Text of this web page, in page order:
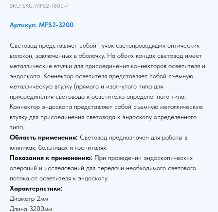
SKU: SKU: MFS2-1600-1
Артикул: MFS2-3200
Световод представляет собой пучок светопроводящих оптических
волокон, заключенных в оболочку. На обоих концах световод имеет
металлические втулки для присоединения коннекторов осветителя и
эндоскопа. Коннектор осветителя представляет собой съемную
металлическую втулку (прямого и изогнутого типа для
присоединения световода к осветителю определенного типа.
Коннектор эндоскопа представляет собой съемную металлическую
втулку для присоединения световода к эндоскопу определенного
типа.
Область применения: Световод предназначен для работы в
клиниках, больницах и госпиталях.
Показания к применению: При проведении эндоскопических
операций и исследований для передачи необходимого светового
потока от осветителя к эндоскопу.
Характеристики:
Диаметр 2мм
Длина 3200мм